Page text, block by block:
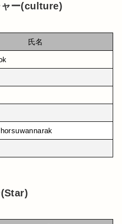
ャー(culture)
氏名